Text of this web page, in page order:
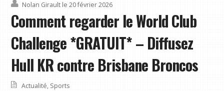
Nolan Girault le 20 février 2026
Comment regarder le World Club
Challenge *GRATUIT* – Diffusez
Hull KR contre Brisbane Broncos
Actualité, Sports